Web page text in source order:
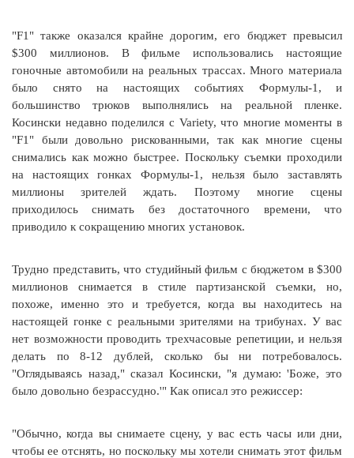
"F1" также оказался крайне дорогим, его бюджет превысил
$300 миллионов. В фильме использовались настоящие
гоночные автомобили на реальных трассах. Много материала
было снято на настоящих событиях Формулы-1, и
большинство трюков выполнялись на реальной пленке.
Косински недавно поделился с Variety, что многие моменты в
"F1" были довольно рискованными, так как многие сцены
снимались как можно быстрее. Поскольку съемки проходили
на настоящих гонках Формулы-1, нельзя было заставлять
миллионы зрителей ждать. Поэтому многие сцены
приходилось снимать без достаточного времени, что
приводило к сокращению многих установок.
Трудно представить, что студийный фильм с бюджетом в $300
миллионов снимается в стиле партизанской съемки, но,
похоже, именно это и требуется, когда вы находитесь на
настоящей гонке с реальными зрителями на трибунах. У вас
нет возможности проводить трехчасовые репетиции, и нельзя
делать по 8-12 дублей, сколько бы ни потребовалось.
"Оглядываясь назад," сказал Косински, "я думаю: 'Боже, это
было довольно безрассудно.'" Как описал это режиссер:
"Обычно, когда вы снимаете сцену, у вас есть часы или дни,
чтобы ее отснять, но поскольку мы хотели снимать этот фильм